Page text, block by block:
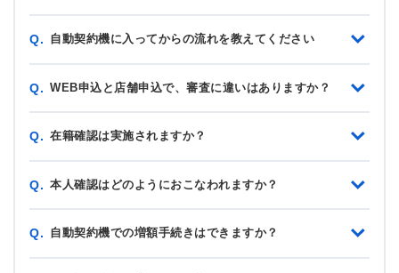
Q. 自動契約機に入ってからの流れを教えてください
Q. WEB申込と店舗申込で、審査に違いはありますか？
Q. 在籍確認は実施されますか？
Q. 本人確認はどのようにおこなわれますか？
Q. 自動契約機での増額手続きはできますか？